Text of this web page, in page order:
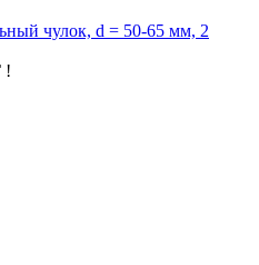
чулок, d = 50-65 мм, 2
!